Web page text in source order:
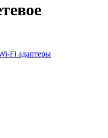
Fi адаптеры